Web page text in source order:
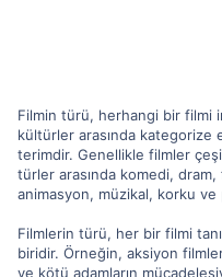
Filmin türü, herhangi bir filmi
kültürler arasında kategorize
terimdir. Genellikle filmler
türler arasında komedi,
animasyon, müzikal, korku
Filmlerin türü, her bir filmi
biridir. Örneğin, aksiyon
ve kötü adamların